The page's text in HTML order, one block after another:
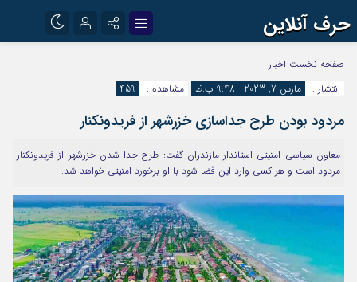
حرف آنلاین
اینستاگرام
آپارات
رمز عبور
صفحه نخست اخبار
انتشار :
مارس 7, 2023 - 9:48 ب.ظ مشاهده : 459
مردود بودن طرح جداسازی خزرشهر از فریدونکنار
معاون سیاسی امنیتی استاندار مازندران گفت: طرح جدا شدن خزرشهر از فریدونکنار
مردود است و هر کسی وارد این فضا شود با او برخورد امنیتی خواهد شد.